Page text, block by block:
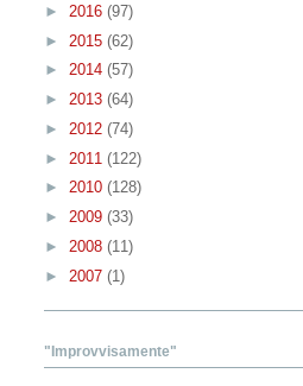
► 2016 (97)
► 2015 (62)
► 2014 (57)
► 2013 (64)
► 2012 (74)
► 2011 (122)
► 2010 (128)
► 2009 (33)
► 2008 (11)
► 2007 (1)
"Improvvisamente"